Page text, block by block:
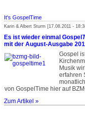
It's GospelTime
Karin & Albert Sturm [17.08.2011 -
Es ist wieder einmal Gospel
mit der August-Ausgabe
Gospel
Musik
erfahren
von GospelTime hier auf
Zum Artikel »